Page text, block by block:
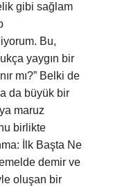
gibi sağlam
Bu,
yaygın bir
mı?” Belki de
da büyük bir
maruz
birlikte
İlk Başta Ne
demir ve
oluşan bir